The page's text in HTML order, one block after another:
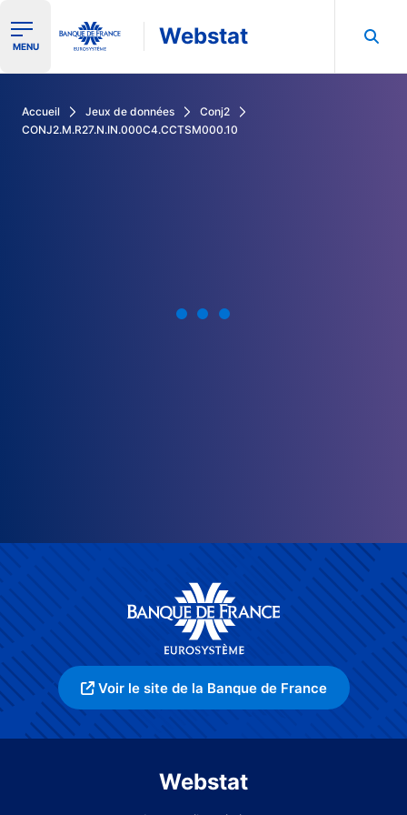
Ouvrir le menu de navigation
MENU Webstat
Accueil Jeux de données
Conj2
CONJ2.M.R27.N.IN.000C4.CCTSM000.10
Voir le site de la Banque de France
Webstat